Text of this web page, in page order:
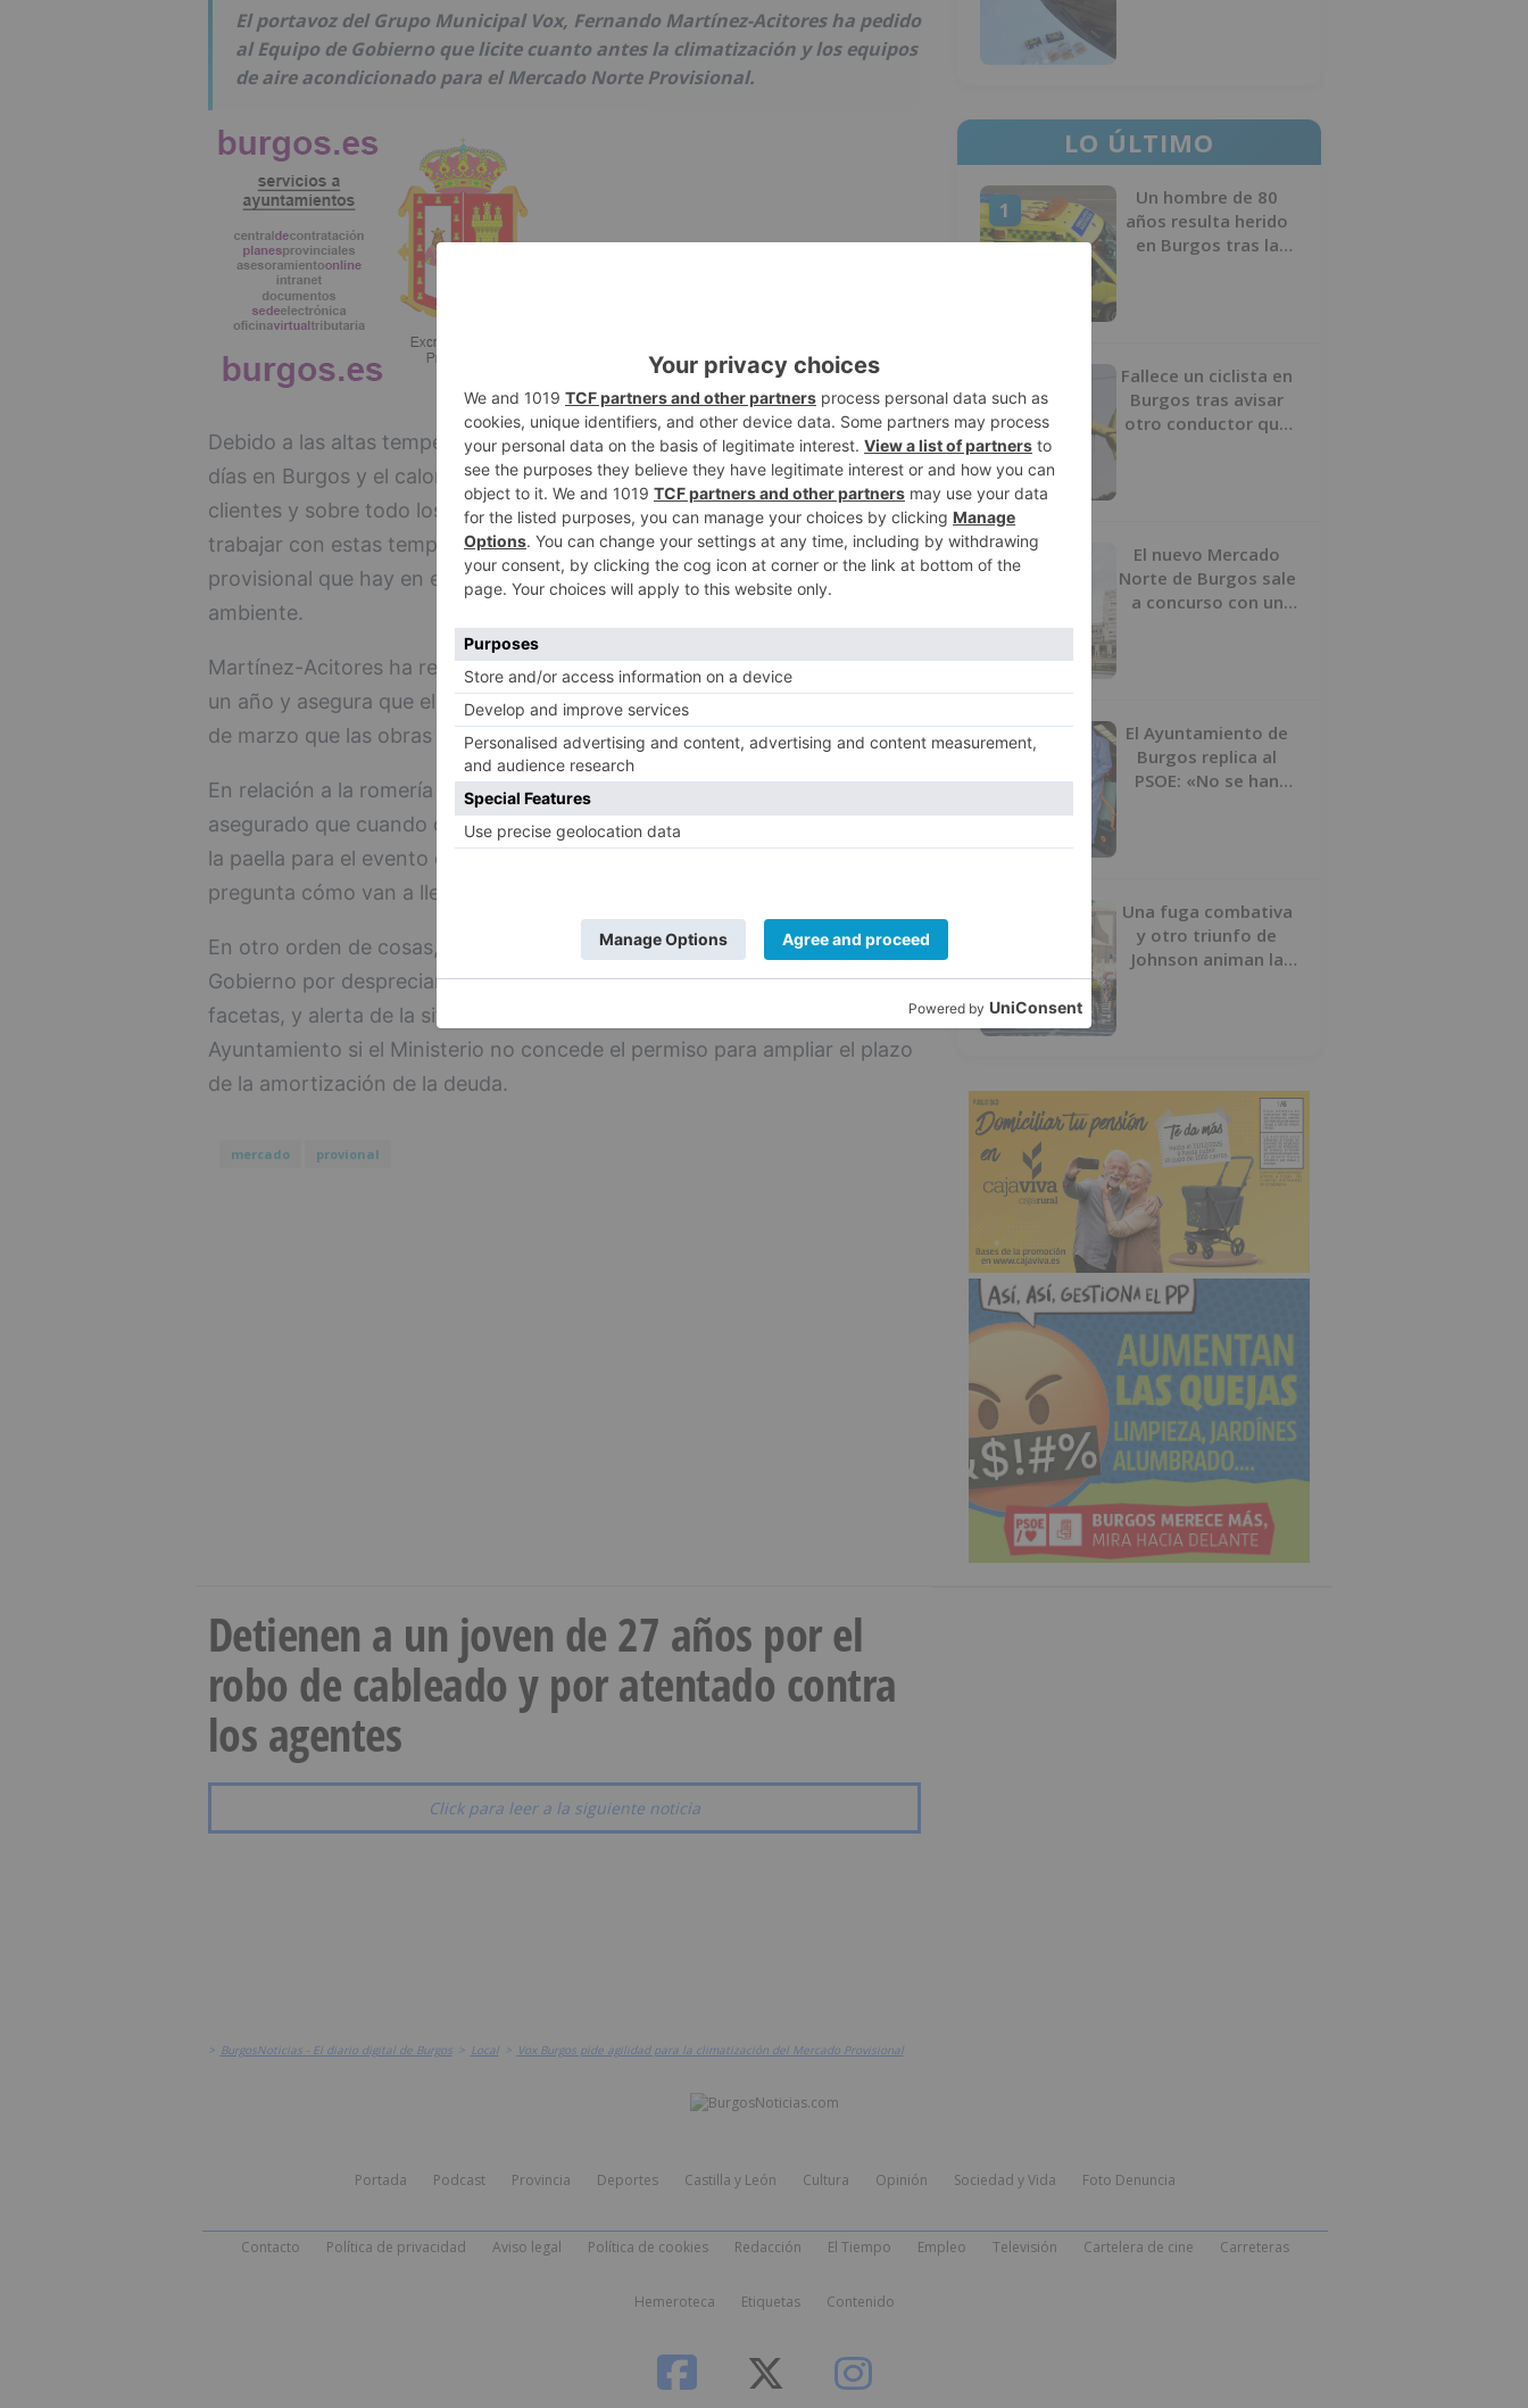
El portavoz del Grupo Municipal Vox, Fernando Martínez-Acitores ha pedido
al Equipo de Gobierno que licite cuanto antes la climatización y los equipos
de aire acondicionado para el Mercado Norte Provisional.
Debido a las altas temperaturas que se están registrando en los últimos
días en Burgos y el calor que se registra dentro de esta instalación, los
clientes y sobre todo los concesionarios se quejan de lo difícil que resulta
trabajar con estas temperaturas tan elevadas, ya que con un ventilador
provisional que hay en el Mercado es insuficiente para refrescar el
ambiente.
Martínez-Acitores ha recordado que el problema se conocía desde hace
un año y asegura que el vicealcalde, Juan Manuel Manso prometió el mes
de marzo que las obras de climatización comenzarían en mayo.
En relación a la romería de la Virgen Blanca, Martínez-Acitores ha
asegurado que cuando quedan tres días para la celebración de esta fiesta,
la paella para el evento en el Castillo no está todavía contratada, y se
pregunta cómo van a llegar a tiempo.
En otro orden de cosas, Martínez-Acitores ha criticado al Equipo de
Gobierno por despreciar a Vox a la hora de llegar a acuerdos en otras
facetas, y alerta de la situación de colapso a la que puede llegar el
Ayuntamiento si el Ministerio no concede el permiso para ampliar el plazo
de la amortización de la deuda.
mercado provional
LO ÚLTIMO
1
Un hombre de 80
años resulta herido
en Burgos tras la
2
Fallece un ciclista en
Burgos tras avisar
otro conductor que
3
El nuevo Mercado
Norte de Burgos sale
a concurso con un
4
El Ayuntamiento de
Burgos replica al
PSOE: «No se han
Una fuga combativa
y otro triunfo de
Johnson animan la
Detienen a un joven de 27 años por el
robo de cableado y por atentado contra
los agentes
Click para leer a la siguiente noticia
> BurgosNoticias - El diario digital de Burgos > Local > Vox Burgos pide agilidad para la climatización del Mercado Provisional
Portada Podcast Provincia Deportes Castilla y León Cultura Opinión Sociedad y Vida Foto Denuncia
Contacto Política de privacidad Aviso legal Política de cookies Redacción El Tiempo Empleo Televisión Cartelera de cine Carreteras
Hemeroteca Etiquetas Contenido